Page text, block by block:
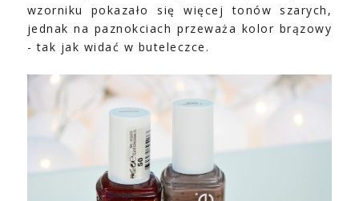
wzorniku pokazało się więcej tonów szarych,
jednak na paznokciach przeważa kolor brązowy
- tak jak widać w buteleczce.